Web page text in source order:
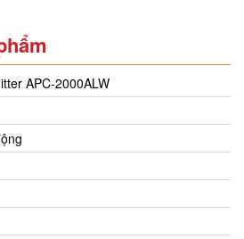
APC-2000ALW